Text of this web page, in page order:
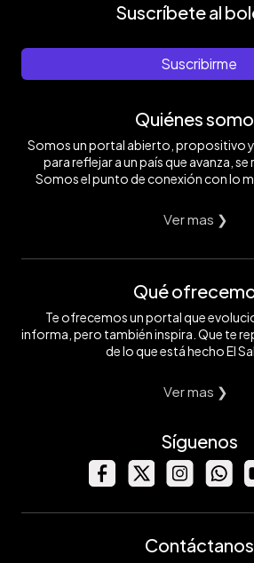
Suscríbete al
Suscribirme
Quiénes
Somos un portal abierto, propositivo
para reflejar a un país que avanza, se
Somos el punto de conexión con lo
Ver mas ❯
Qué
Te ofrecemos un portal que
informa, pero también inspira. Que te
de lo que está hecho El
Ver mas ❯
Síguenos
Contáctanos